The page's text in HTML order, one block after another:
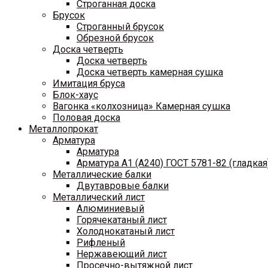
Строганная доска
Брусок
Строганный брусок
Обрезной брусок
Доска четверть
Доска четверть
Доска четверть камерная сушка
Имитация бруса
Блок-хаус
Вагонка «колхозница» Камерная сушка
Половая доска
Металлопрокат
Арматура
Арматура
Арматура A1 (A240) ГОСТ 5781-82
Металлические балки
Двутавровые балки
Металлический лист
Алюминиевый
Горячекатаный лист
Холоднокатаный лист
Рифленый
Нержавеющий лист
Просечно-вытяжной лист